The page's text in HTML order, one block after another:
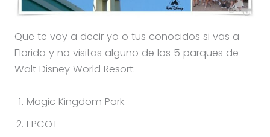
Que te voy a decir yo o tus conocidos si vas a
Florida y no visitas alguno de los 5 parques de
Walt Disney World Resort:
Magic Kingdom Park
EPCOT